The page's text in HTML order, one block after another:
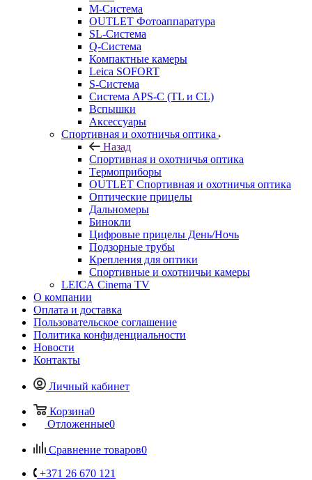
M-Система
OUTLET Фотоаппаратура
SL-Система
Q-Cистема
Компактные камеры
Leica SOFORT
S-Система
Система APS-C (TL и CL)
Вспышки
Аксессуары
Спортивная и охотничья оптика
Назад
Спортивная и охотничья оптика
Tермоприборы
OUTLET Спортивная и охотничья оптика
Оптические прицелы
Дальномеры
Бинокли
Цифровые прицелы День/Ночь
Подзорные трубы
Крепления для оптики
Спортивные и охотничьи камеры
LEICA Cinema TV
О компании
Оплата и доставка
Пользовательское соглашение
Политика конфиденциальности
Новости
Контакты
Личный кабинет
Корзина0
Отложенные0
Сравнение товаров0
+371 26 670 121